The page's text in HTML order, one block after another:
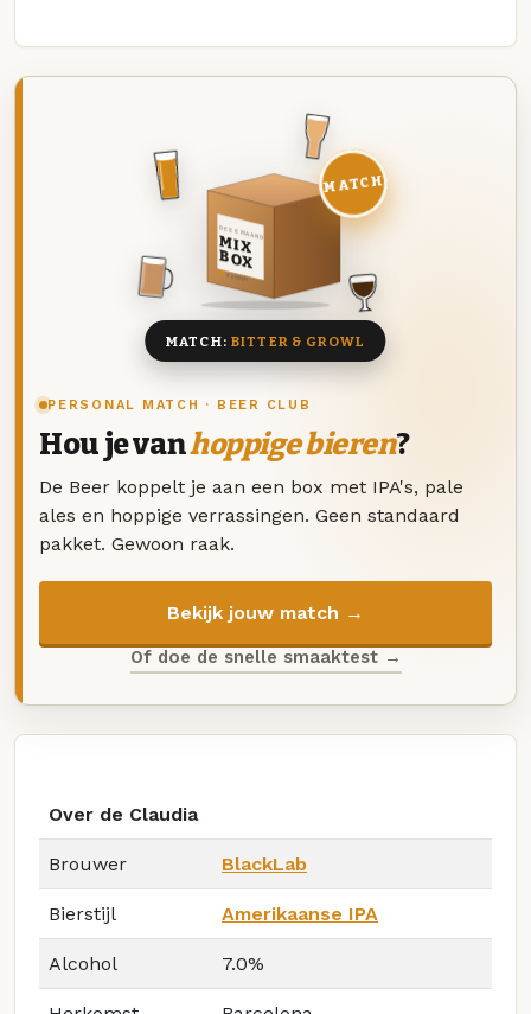
PERSONAL MATCH · BEER CLUB
Hou je vanhoppige bieren?
De Beer koppelt je aan een box met IPA's, pale
ales en hoppige verrassingen. Geen standaard
pakket. Gewoon raak.
Bekijk jouw match →
Of doe de snelle smaaktest →
DEZE MAAND
MIX
BOX
8 BIEREN
MATCH
MATCH: BITTER & GROWL
Over de Claudia
Brouwer BlackLab
Bierstijl Amerikaanse IPA
Alcohol 7.0%